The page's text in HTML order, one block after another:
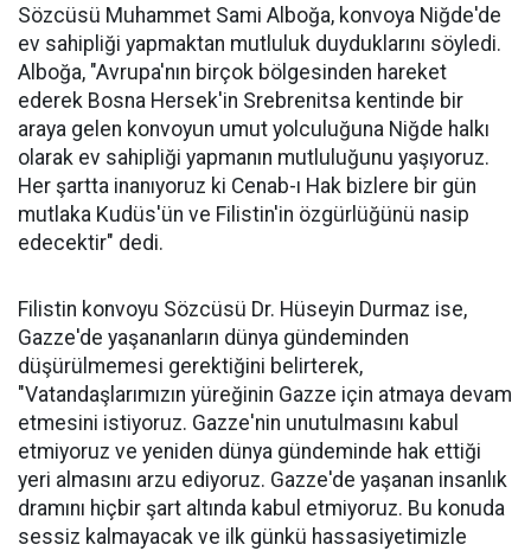
Sözcüsü Muhammet Sami Alboğa, konvoya Niğde'de
ev sahipliği yapmaktan mutluluk duyduklarını söyledi.
Alboğa, "Avrupa'nın birçok bölgesinden hareket
ederek Bosna Hersek'in Srebrenitsa kentinde bir
araya gelen konvoyun umut yolculuğuna Niğde halkı
olarak ev sahipliği yapmanın mutluluğunu yaşıyoruz.
Her şartta inanıyoruz ki Cenab-ı Hak bizlere bir gün
mutlaka Kudüs'ün ve Filistin'in özgürlüğünü nasip
edecektir" dedi.
Filistin konvoyu Sözcüsü Dr. Hüseyin Durmaz ise,
Gazze'de yaşananların dünya gündeminden
düşürülmemesi gerektiğini belirterek,
"Vatandaşlarımızın yüreğinin Gazze için atmaya devam
etmesini istiyoruz. Gazze'nin unutulmasını kabul
etmiyoruz ve yeniden dünya gündeminde hak ettiği
yeri almasını arzu ediyoruz. Gazze'de yaşanan insanlık
dramını hiçbir şart altında kabul etmiyoruz. Bu konuda
sessiz kalmayacak ve ilk günkü hassasiyetimizle